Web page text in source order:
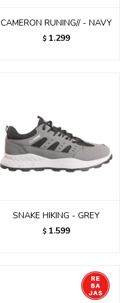
CAMERON RUNING// - NAVY
$ 1.299
SNAKE HIKING - GREY
$ 1.599